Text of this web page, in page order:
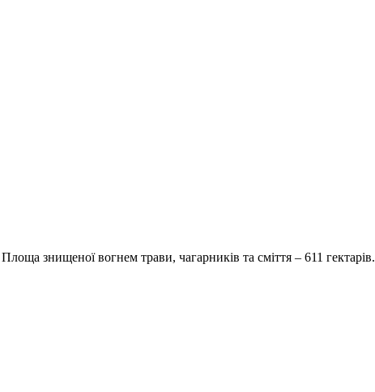
знищеної вогнем трави, чагарників та сміття – 611 гектарів.